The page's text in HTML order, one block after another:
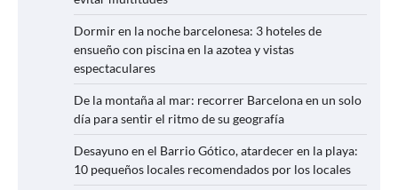
Dormir en la noche barcelonesa: 3 hoteles de
ensueño con piscina en la azotea y vistas
espectaculares
De la montaña al mar: recorrer Barcelona en un solo
día para sentir el ritmo de su geografía
Desayuno en el Barrio Gótico, atardecer en la playa:
10 pequeños locales recomendados por los locales